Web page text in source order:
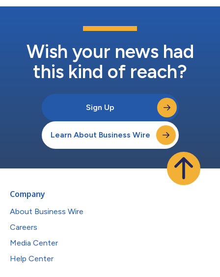
Wish your news had
this kind of reach?
Sign Up
Learn About Business Wire
Company
About Business Wire
Careers
Media Center
Help Center